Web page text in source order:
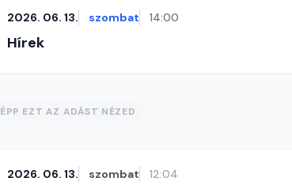
2026. 06. 13. szombat 14:00
Hírek
ÉPP EZT AZ ADÁST NÉZED
2026. 06. 13. szombat 12:04